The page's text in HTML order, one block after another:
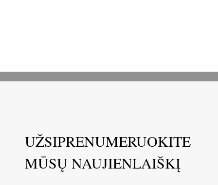
UŽSIPRENUMERUOKITE
MŪSŲ NAUJIENLAIŠKĮ